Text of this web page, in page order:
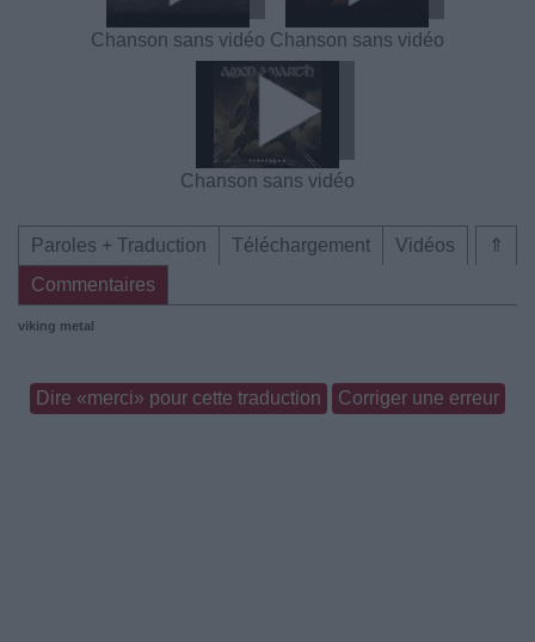
Chanson sans vidéo Chanson sans vidéo
Chanson sans vidéo
⇑
Paroles + Traduction Téléchargement
Vidéos
Commentaires
viking metal
Dire «merci» pour cette traduction Corriger une erreur